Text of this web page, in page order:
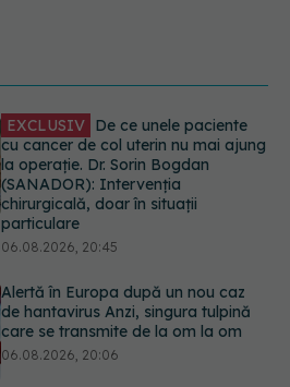
Alertă în Europa după un nou caz
de hantavirus Anzi, singura tulpină
care se transmite de la om la om
06.08.2026, 20:06
putea primi salarii mai mari.
Sindicatele cer schimbarea legii
06.08.2026, 19:26